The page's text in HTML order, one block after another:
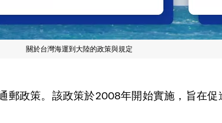
關於台灣海運到大陸的政策與規定
郵政策。該政策於2008年開始實施，旨在